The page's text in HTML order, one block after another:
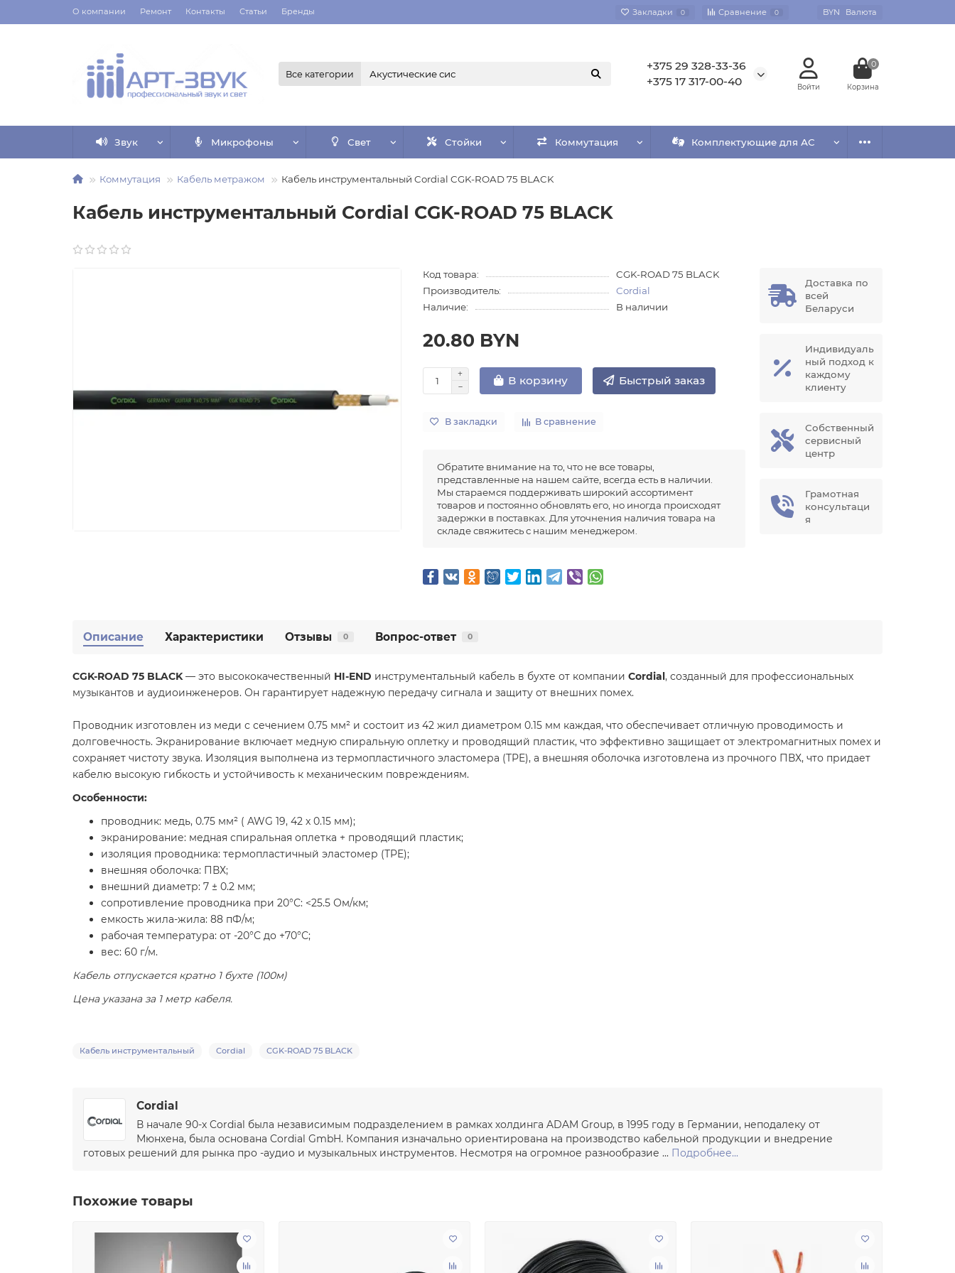
О компании Ремонт Контакты Статьи Бренды Закладки 0 Сравнение 0 BYN Валюта
Все категории
+375 29 328-33-36
+375 17 317-00-40
0
Звук Микрофоны Свет Стойки Коммутация Комплектующие для АС
Коммутация Кабель метражом Кабель инструментальный Cordial CGK-ROAD 75 BLACK
Кабель инструментальный Cordial CGK-ROAD 75 BLACK
Код товара:
CGK-ROAD 75 BLACK
Производитель:
Cordial
Наличие:
В наличии
20.80 BYN
В корзину Быстрый заказ
В закладки В сравнение
Обратите внимание на то, что не все товары,
представленные на нашем сайте, всегда есть в наличии.
Мы стараемся поддерживать широкий ассортимент
товаров и постоянно обновлять его, но иногда происходят
задержки в поставках. Для уточнения наличия товара на
складе свяжитесь с нашим менеджером.
Доставка по
всей
Беларуси
Индивидуаль
ный подход к
каждому
клиенту
Собственный
сервисный
центр
Грамотная
консультаци
я
Описание Характеристики Отзывы 0 Вопрос-ответ 0
CGK-ROAD 75 BLACK — это высококачественный HI-END инструментальный кабель в бухте от компании Cordial, созданный для профессиональных
музыкантов и аудиоинженеров. Он гарантирует надежную передачу сигнала и защиту от внешних помех.
Проводник изготовлен из меди с сечением 0.75 мм² и состоит из 42 жил диаметром 0.15 мм каждая, что обеспечивает отличную проводимость и
долговечность. Экранирование включает медную спиральную оплетку и проводящий пластик, что эффективно защищает от электромагнитных помех и
сохраняет чистоту звука. Изоляция выполнена из термопластичного эластомера (TPE), а внешняя оболочка изготовлена из прочного ПВХ, что придает
кабелю высокую гибкость и устойчивость к механическим повреждениям.
Особенности:
проводник: медь, 0.75 мм² ( AWG 19, 42 x 0.15 мм);
экранирование: медная спиральная оплетка + проводящий пластик;
изоляция проводника: термопластичный эластомер (TPE);
внешняя оболочка: ПВХ;
внешний диаметр: 7 ± 0.2 мм;
сопротивление проводника при 20°С: <25.5 Ом/км;
емкость жила-жила: 88 пФ/м;
рабочая температура: от -20°С до +70°С;
вес: 60 г/м.
Кабель отпускается кратно 1 бухте (100м)
Цена указана за 1 метр кабеля.
Кабель инструментальный Cordial CGK-ROAD 75 BLACK
Cordial
В начале 90-х Cordial была независимым подразделением в рамках холдинга ADAM Group, в 1995 году в Германии, неподалеку от
Мюнхена, была основана Cordial GmbH. Компания изначально ориентирована на производство кабельной продукции и внедрение
готовых решений для рынка про -аудио и музыкальных инструментов. Несмотря на огромное разнообразие ... Подробнее...
Похожие товары